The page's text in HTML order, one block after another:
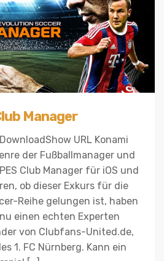
Manager
URL Konami
der Fußballmanager und
Club Manager für iOS und
ob dieser Exkurs für die
Reihe gelungen ist, haben
einen echten Experten
von Clubfans-United.de,
1. FC Nürnberg. Kann ein